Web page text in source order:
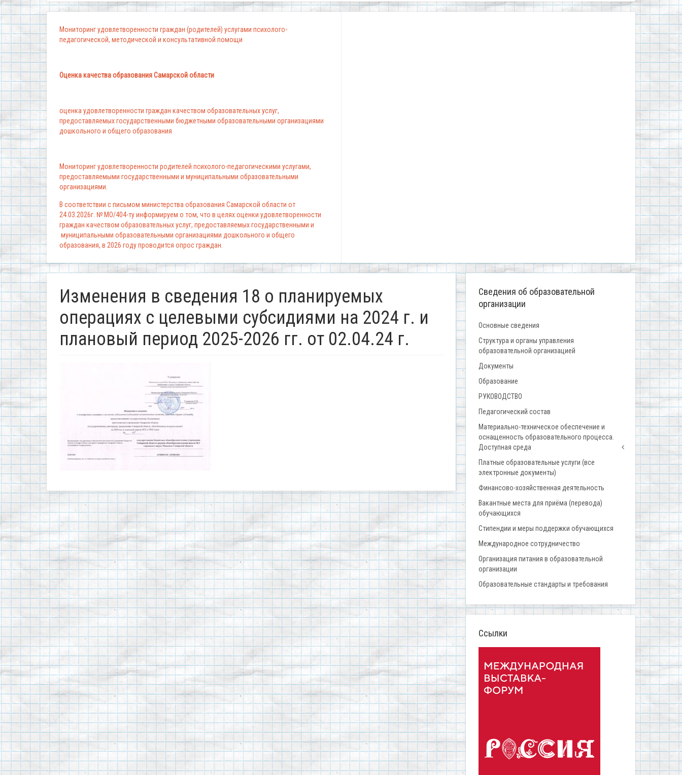
Мониторинг удовлетворенности граждан (родителей) услугами психолого-
педагогической, методической и консультативной помощи
Оценка качества образования Самарской области
оценка удовлетворенности граждан качеством образовательных услуг,
предоставляемых государственными бюджетными образовательными организациями
дошкольного и общего образования
Мониторинг удовлетворенности родителей психолого-педагогическими услугами,
предоставляемыми государственными и муниципальными образовательными
организациями.
В соответствии с письмом министерства образования Самарской области от
24.03.2026г. № МО/404-ту информируем о том, что в целях оценки удовлетворенности
граждан качеством образовательных услуг, предоставляемых государственными и
муниципальными образовательными организациями дошкольного и общего
образования, в 2026 году проводится опрос граждан.
Изменения в сведения 18 о планируемых
операциях с целевыми субсидиями на 2024 г. и
плановый период 2025-2026 гг. от 02.04.24 г.
Сведения об образовательной
организации
Основные сведения
Структура и органы управления
образовательной организацией
Документы
Образование
РУКОВОДСТВО
Педагогический состав
Материально-техническое обеспечение и
оснащенность образовательного процесса.
Доступная среда
Платные образовательные услуги (все
электронные документы)
Финансово-хозяйственная деятельность
Вакантные места для приёма (перевода)
обучающихся
Стипендии и меры поддержки обучающихся
Международное сотрудничество
Организация питания в образовательной
организации
Образовательные стандарты и требования
Ссылки